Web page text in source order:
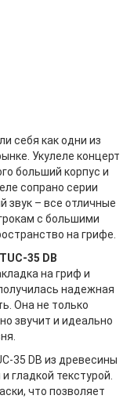
себя как одни из
Укулеле концерт
больший корпус и
сопрано серии
звук – все отличные
с большими
на грифе.
35 DB
на гриф и
надежная
Она не только
звучит и идеально
35 DB из древесины
гладкой текстурой.
что позволяет